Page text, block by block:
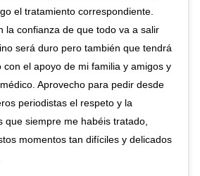
el tratamiento correspondiente.
la confianza de que todo va a salir
será duro pero también que tendrá
con el apoyo de mi familia y amigos y
Aprovecho para pedir desde
periodistas el respeto y la
que siempre me habéis tratado,
momentos tan difíciles y delicados